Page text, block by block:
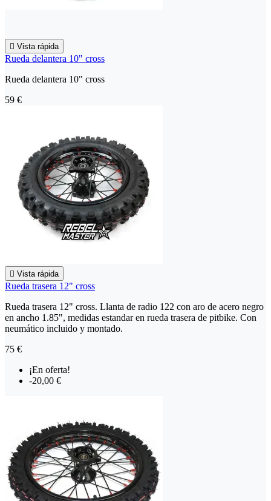
 Vista rápida
Rueda delantera 10" cross
Rueda delantera 10" cross
59 €
 Vista rápida
Rueda trasera 12" cross
Rueda trasera 12" cross. Llanta de radio 122 con aro de acero negro
en ancho 1.85", medidas estandar en rueda trasera de pitbike. Con
neumático incluido y montado.
75 €
¡En oferta!
-20,00 €